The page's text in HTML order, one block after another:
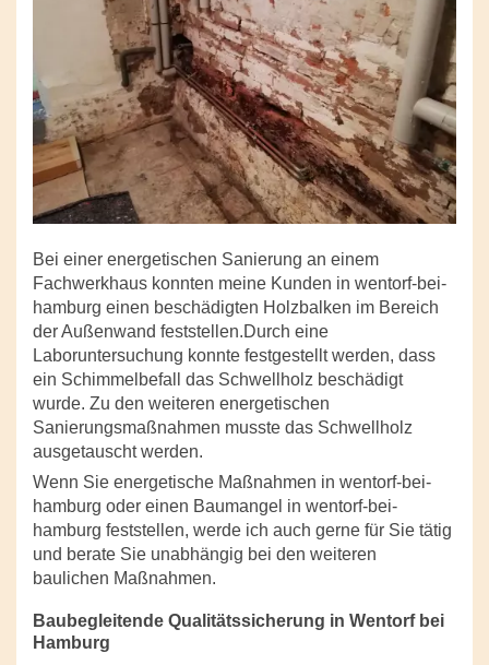
Bei einer energetischen Sanierung an einem
Fachwerkhaus konnten meine Kunden in wentorf-bei-
hamburg einen beschädigten Holzbalken im Bereich
der Außenwand feststellen.Durch eine
Laboruntersuchung konnte festgestellt werden, dass
ein Schimmelbefall das Schwellholz beschädigt
wurde. Zu den weiteren energetischen
Sanierungsmaßnahmen musste das Schwellholz
ausgetauscht werden.
Wenn Sie energetische Maßnahmen in wentorf-bei-
hamburg oder einen Baumangel in wentorf-bei-
hamburg feststellen, werde ich auch gerne für Sie tätig
und berate Sie unabhängig bei den weiteren
baulichen Maßnahmen.
Baubegleitende Qualitätssicherung in Wentorf bei
Hamburg